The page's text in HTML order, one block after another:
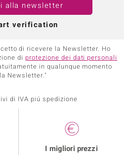
alla newsletter
verification
di ricevere la Newsletter. Ho
di protezione dei dati personali
in qualunque momento
Newsletter."
di IVA piú spedizione
I migliori prezzi